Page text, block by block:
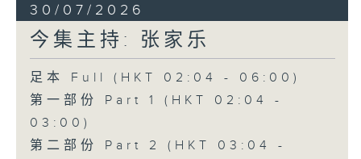
30/07/2026
今集主持: 张家乐
足本 Full (HKT 02:04 - 06:00)
第一部份 Part 1 (HKT 02:04 -
03:00)
第二部份 Part 2 (HKT 03:04 -